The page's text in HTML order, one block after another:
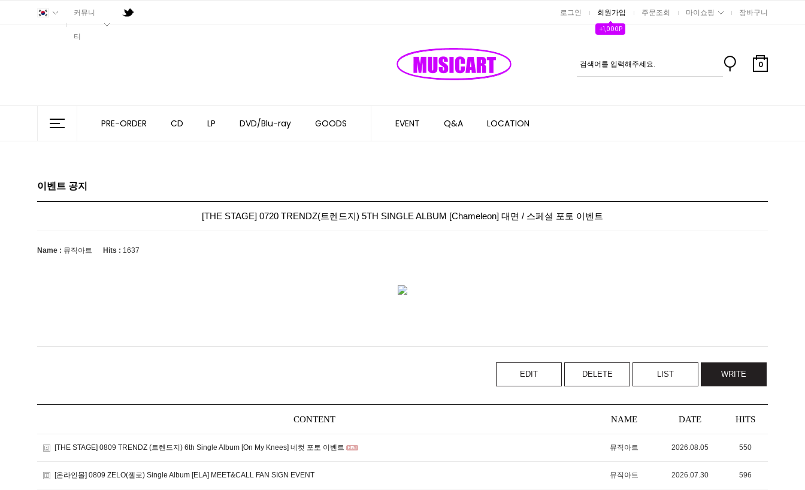
커뮤니
티
로그인 회원가입
+1,000P
주문조회 마이쇼핑 장바구니
0
PRE-ORDER CD LP DVD/Blu-ray GOODS EVENT Q&A LOCATION
이벤트 공지
[THE STAGE] 0720 TRENDZ(트렌드지) 5TH SINGLE ALBUM [Chameleon] 대면 / 스페셜 포토 이벤트
Name : 뮤직아트 Hits : 1637
EDIT DELETE LIST WRITE
CONTENT NAME DATE HITS
[THE STAGE] 0809 TRENDZ (트렌드지) 6th Single Album [On My Knees] 네컷 포토 이벤트 뮤직아트 2026.08.05 550
[온라인몰] 0809 ZELO(젤로) Single Album [ELA] MEET&CALL FAN SIGN EVENT 뮤직아트 2026.07.30 596